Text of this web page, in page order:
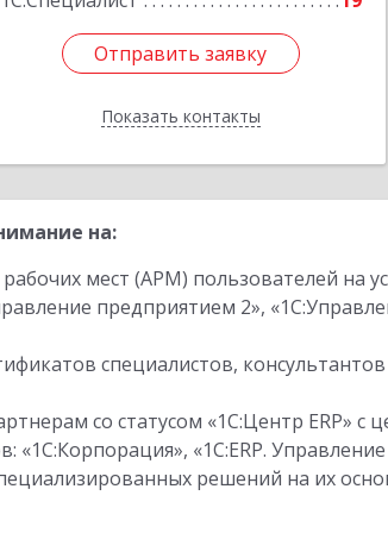
Отправить заявку
Показать контакты
Отправить заявку
Назад
на:
мест (АРМ) пользователей на
предприятием 2»,
специалистов,
со статусом «1С:Центр ERP» с
«1С:ERP.
решений на их